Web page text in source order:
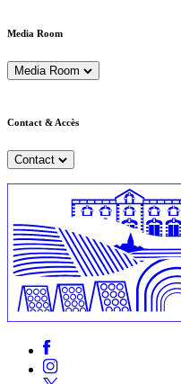
Media Room
Media Room
Contact & Accès
Contact